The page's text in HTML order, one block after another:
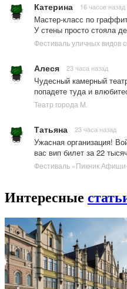
Катерина 16 часов назад
Мастер-класс по
У стены просто стояла
Фестиваль уличных видов
Алеся 23 часа назад
Чудесный камерный
попадете туда и
Театр города М.
Татьяна 23 часа назад
Ужасная организация!
вас вип билет за 22
Фестиваль «Пикник
Интересные